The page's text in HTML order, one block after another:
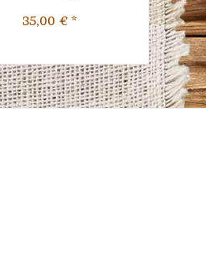
35,00 € *